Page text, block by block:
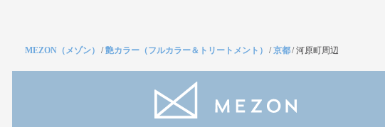
MEZON（メゾン） /艶カラー（フルカラー＆トリートメント） /京都/河原町周辺